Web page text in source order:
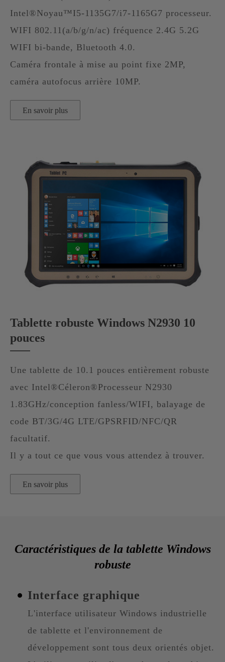
Intel®Noyau™I5-1135G7/i7-1165G7 processeur.
WIFI 802.11(a/b/g/n/ac) fréquence 2.4G 5.2G
WIFI bi-bande, Bluetooth 4.0.
Caméra frontale à mise au point fixe 2MP,
caméra autofocus arrière 10MP.
En savoir plus
Tablette robuste Windows N2930 10
pouces
Une tablette de 10.1 pouces entièrement robuste
avec Intel®Céleron®Processeur N2930
1.83GHz/conception fanless/WIFI, balayage de
code BT/3G/4G LTE/GPSRFID/NFC/QR
facultatif.
Il y a tout ce que vous vous attendez à trouver.
En savoir plus
Caractéristiques de la tablette Windows
robuste
Interface graphique
L'interface utilisateur Windows industrielle
de tablette et l'environnement de
développement sont tous deux orientés objet.